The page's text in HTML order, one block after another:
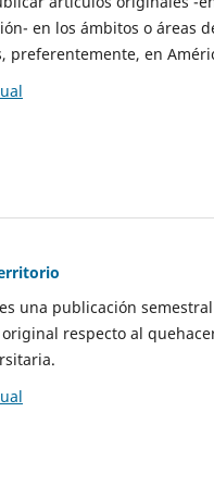
en los ámbitos o áreas
preferentemente, en
una publicación
respecto al